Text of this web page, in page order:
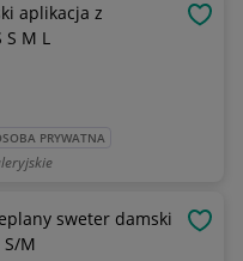
aplikacja z
S M L
PRYWATNA
sweter damski
M